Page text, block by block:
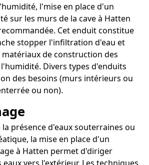
l'mise en place d'un
sur les murs de la cave à Hatten
Cet enduit constitue
stopper l'infiltration d'eau et
de construction des
Divers types d'enduits
des besoins (murs intérieurs ou
ou non).
présence d'eaux souterraines ou
la mise en place d'un
à Hatten permet d'diriger